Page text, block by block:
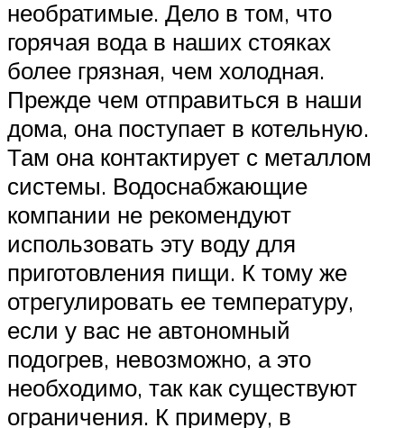
необратимые. Дело в том, что
горячая вода в наших стояках
более грязная, чем холодная.
Прежде чем отправиться в наши
дома, она поступает в котельную.
Там она контактирует с металлом
системы. Водоснабжающие
компании не рекомендуют
использовать эту воду для
приготовления пищи. К тому же
отрегулировать ее температуру,
если у вас не автономный
подогрев, невозможно, а это
необходимо, так как существуют
ограничения. К примеру, в